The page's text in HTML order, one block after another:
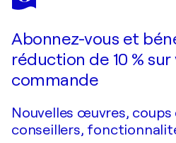
DE
Je passe
Abonnez-vous et
réduction de 10 %
commande
Nouvelles œuvres,
conseillers,